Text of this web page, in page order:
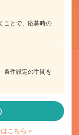
ことで、応募時の
条件設定の手間を
こちら＞